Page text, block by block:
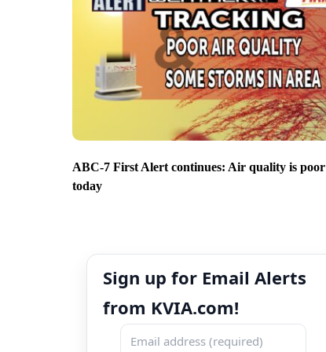
ABC-7 First Alert continues: Air quality is poor
today
Sign up for Email Alerts
from KVIA.com!